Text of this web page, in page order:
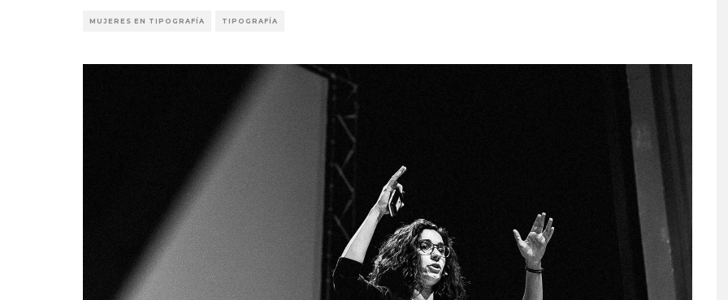
MUJERES EN TIPOGRAFÍA TIPOGRAFÍA